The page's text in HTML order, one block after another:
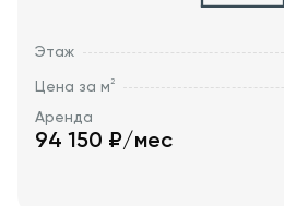
Этаж
Цена за м2
Аренда
94 150 ₽/мес